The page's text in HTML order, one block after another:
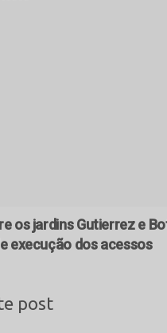
os jardins Gutierrez e
execução dos acessos
post